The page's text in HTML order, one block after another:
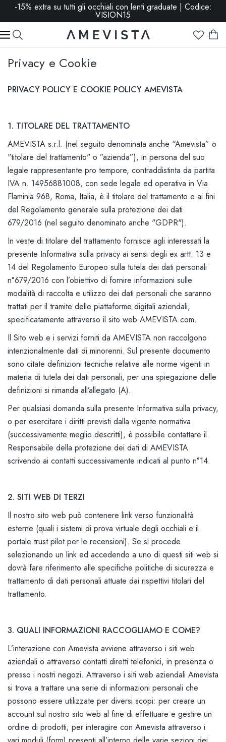
-15% extra su tutti gli occhiali con lenti graduate | Codice:
VISION15
Privacy e Cookie
PRIVACY POLICY E COOKIE POLICY AMEVISTA
1. TITOLARE DEL TRATTAMENTO
AMEVISTA s.r.l. (nel seguito denominata anche “Amevista” o
"titolare del trattamento" o ”azienda”), in persona del suo
legale rappresentante pro tempore, contraddistinta da partita
IVA n. 14956881008, con sede legale ed operativa in Via
Flaminia 968, Roma, Italia, è il titolare del trattamento e ai fini
del Regolamento generale sulla protezione dei dati
679/2016 (nel seguito denominato anche "GDPR").
In veste di titolare del trattamento fornisce agli interessati la
presente Informativa sulla privacy ai sensi degli ex artt. 13 e
14 del Regolamento Europeo sulla tutela dei dati personali
n°679/2016 con l’obiettivo di fornire informazioni sulle
modalità di raccolta e utilizzo dei dati personali che saranno
trattati per il tramite delle piattaforme digitali aziendali,
specificatamente attraverso il sito web AMEVISTA.com.
Il Sito web e i servizi forniti da AMEVISTA non raccolgono
intenzionalmente dati di minorenni. Sul presente documento
sono citate definizioni tecniche relative alle norme vigenti in
materia di tutela dei dati personali, per una spiegazione delle
definizioni si rimanda all’allegato (A).
Per qualsiasi domanda sulla presente Informativa sulla privacy,
o per esercitare i diritti previsti dalla vigente normativa
(successivamente meglio descritti), è possibile contattare il
Responsabile della protezione dei dati di AMEVISTA
scrivendo ai contatti successivamente indicati al punto n°14.
2. SITI WEB DI TERZI
Il nostro sito web può contenere link verso funzionalità
esterne (quali i sistemi di prova virtuale degli occhiali e il
portale trust pilot per le recensioni). Se si procede
selezionando un link ed accedendo a uno di questi siti web si
dovrà fare riferimento alle specifiche politiche di sicurezza e
trattamento di dati personali attuate dai rispettivi titolari del
trattamento.
3. QUALI INFORMAZIONI RACCOGLIAMO E COME?
L’interazione con Amevista avviene attraverso i siti web
aziendali o attraverso contatti diretti telefonici, in presenza o
presso i nostri negozi. Attraverso i siti web aziendali Amevista
si trova a trattare una serie di informazioni personali che
possono essere utilizzate per diversi scopi: per creare un
account sul nostro sito web al fine di effettuare e gestire un
ordine di prodotti; per interagire con Amevista attraverso i